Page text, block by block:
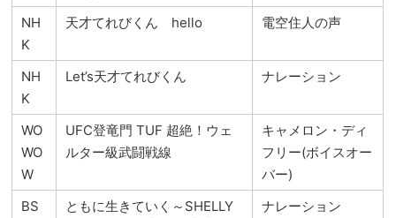
NH
K
天才てれびくん hello 電空住人の声
NH
K
Let’s天才てれびくん ナレーション
WO
WO
W
UFC登竜門 TUF 超絶！ウェ
ルター級武闘戦線
キャメロン・ディ
フリー(ボイスオー
バー)
BS
ともに生きていく～SHELLY
ナレーション